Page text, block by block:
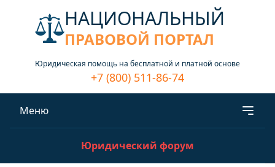
НАЦИОНАЛЬНЫЙ
ПРАВОВОЙ ПОРТАЛ
Юридическая помощь на бесплатной и платной основе
+7 (800) 511-86-74
Меню
Юридический форум